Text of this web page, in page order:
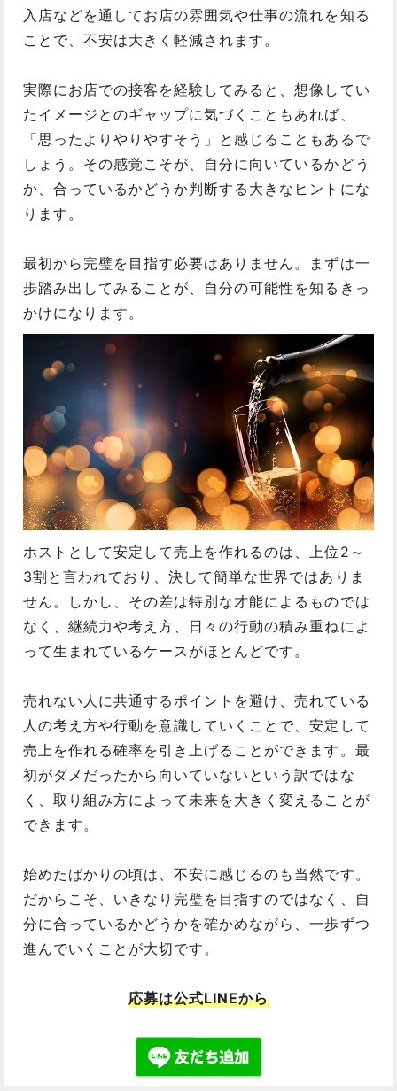
入店などを通してお店の雰囲気や仕事の流れを知る
ことで、不安は大きく軽減されます。
実際にお店での接客を経験してみると、想像してい
たイメージとのギャップに気づくこともあれば、
「思ったよりやりやすそう」と感じることもあるで
しょう。その感覚こそが、自分に向いているかどう
か、合っているかどうか判断する大きなヒントにな
ります。
最初から完璧を目指す必要はありません。まずは一
歩踏み出してみることが、自分の可能性を知るきっ
かけになります。
ホストとして安定して売上を作れるのは、上位2～
3割と言われており、決して簡単な世界ではありま
せん。しかし、その差は特別な才能によるものでは
なく、継続力や考え方、日々の行動の積み重ねによ
って生まれているケースがほとんどです。
売れない人に共通するポイントを避け、売れている
人の考え方や行動を意識していくことで、安定して
売上を作れる確率を引き上げることができます。最
初がダメだったから向いていないという訳ではな
く、取り組み方によって未来を大きく変えることが
できます。
始めたばかりの頃は、不安に感じるのも当然です。
だからこそ、いきなり完璧を目指すのではなく、自
分に合っているかどうかを確かめながら、一歩ずつ
進んでいくことが大切です。
応募は公式LINEから